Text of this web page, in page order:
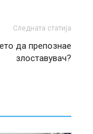
Следната статија
да препознае
злоставувач?